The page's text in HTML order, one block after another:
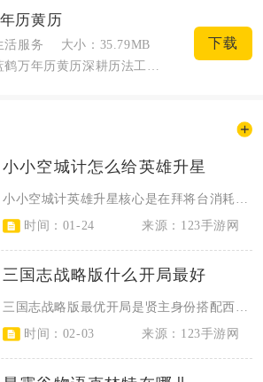
历黄历
活服务
大小：35.79MB
详情：蓝鹤万年历黄历深耕历法工具领域多年，整合多套传统历法与日常便民服务，兼顾老一...
下载
小小空城计怎么给英雄升星
时间：01-24
来源：123手游网
三国志战略版什么开局最好
时间：02-03
来源：123手游网